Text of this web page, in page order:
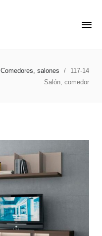
Comedores, salones /
117-14
Salón, comedor